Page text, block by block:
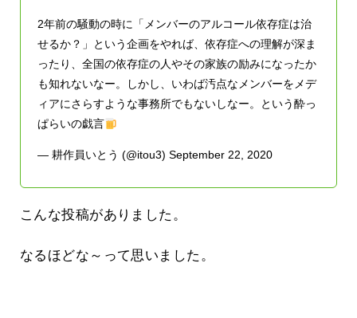
2年前の騒動の時に「メンバーのアルコール依存症は治
せるか？」という企画をやれば、依存症への理解が深ま
ったり、全国の依存症の人やその家族の励みになったか
も知れないなー。しかし、いわば汚点なメンバーをメデ
ィアにさらすような事務所でもないしなー。という酔っ
ぱらいの戯言
— 耕作員いとう (@itou3)September 22, 2020
こんな投稿がありました。
なるほどな～って思いました。